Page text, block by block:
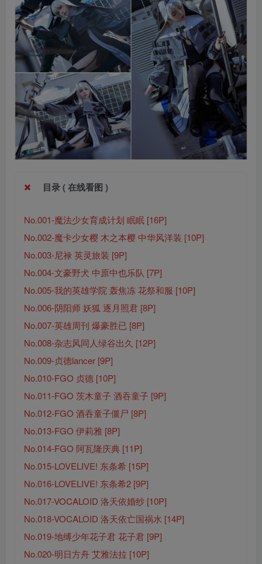
目录 ( 在线看图 )
No.001-魔法少女育成计划 眠眠 [16P]
No.002-魔卡少女樱 木之本樱 中华风洋装 [10P]
No.003-尼禄 英灵旅装 [9P]
No.004-文豪野犬 中原中也乐队 [7P]
No.005-我的英雄学院 轰焦冻 花祭和服 [10P]
No.006-阴阳师 妖狐 逐月照君 [8P]
No.007-英雄周刊 爆豪胜已 [8P]
No.008-杂志风同人绿谷出久 [12P]
No.009-贞德lancer [9P]
No.010-FGO 贞德 [10P]
No.011-FGO 茨木童子 酒吞童子 [9P]
No.012-FGO 酒吞童子僵尸 [8P]
No.013-FGO 伊莉雅 [8P]
No.014-FGO 阿瓦隆庆典 [11P]
No.015-LOVELIVE! 东条希 [15P]
No.016-LOVELIVE! 东条希2 [9P]
No.017-VOCALOID 洛天依婚纱 [10P]
No.018-VOCALOID 洛天依亡国祸水 [14P]
No.019-地缚少年花子君 花子君 [9P]
No.020-明日方舟 艾雅法拉 [10P]